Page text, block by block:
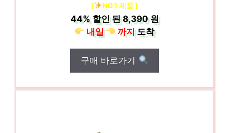
[ NO.1 제품 ]
44%할인 된8,390 원
내일
까지도착
구매 바로가기